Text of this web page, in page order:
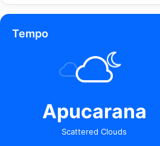
Tempo
Apucarana
Scattered Clouds